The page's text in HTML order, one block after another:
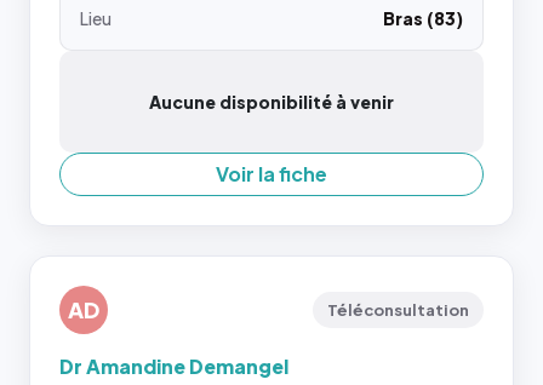
Lieu
Bras (83)
Aucune disponibilité à venir
Voir la fiche
AD Téléconsultation
Dr Amandine Demangel